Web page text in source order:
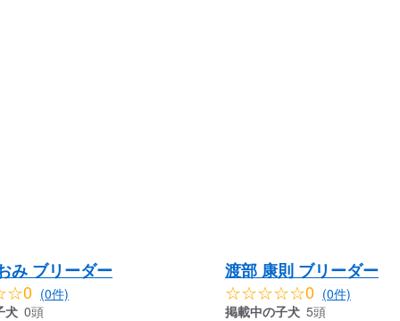
み ブリーダー
(0件)
犬 0頭
渡部 康則 ブリーダー
☆☆☆☆☆0 (0件)
掲載中の子犬 5頭